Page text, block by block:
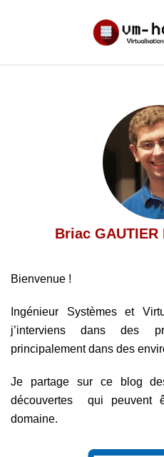
Briac GAUTIER
Bienvenue !
Ingénieur Systèmes et
j’interviens dans des
principalement dans des
Je partage sur ce blog
découvertes qui peuvent
domaine.